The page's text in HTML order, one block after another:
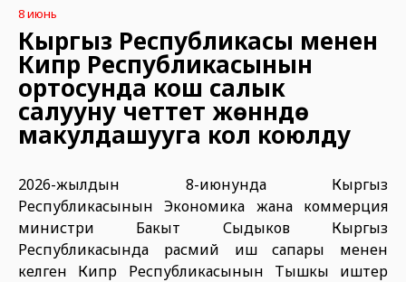
8 июнь
Кыргыз Республикасы менен
Кипр Республикасынын
ортосунда кош салык
салууну четтетүү жөнүндө
макулдашууга кол коюлду
2026-жылдын 8-июнунда Кыргыз
Республикасынын Экономика жана коммерция
министри Бакыт Сыдыков Кыргыз
Республикасында расмий иш сапары менен
келген Кипр Республикасынын Тышкы иштер